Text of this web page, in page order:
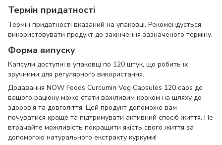
Термін придатності
Термін придатності вказаний на упаковці. Рекомендується
використовувати продукт до закінчення зазначеного терміну.
Форма випуску
Капсули доступні в упаковці по 120 штук, що робить їх
зручними для регулярного використання.
Додавання NOW Foods Curcumin Veg Capsules 120 caps до
вашого раціону може стати важливим кроком на шляху до
здоров'я та довголіття. Цей продукт допоможе вам
почуватися краще та підтримувати активний спосіб життя. Не
втрачайте можливість покращити якість свого життя за
допомогою натурального екстракту куркуми!